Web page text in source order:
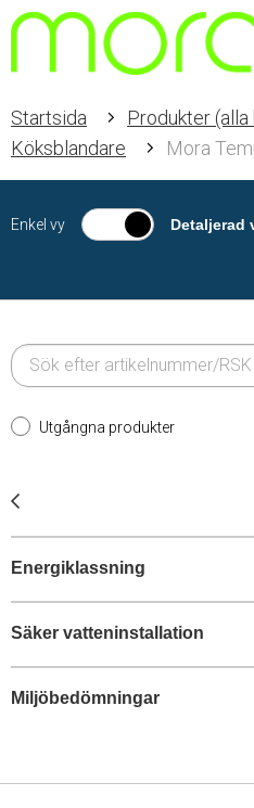
Startsida
Produkter
Köksblandare
Mora
Enkel vy Detaljerad
Utgångna produkter
Energiklassning
Säker vatteninstallation
Miljöbedömningar